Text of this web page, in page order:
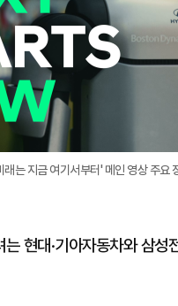
는 지금 여기서부터' 메인 영상 주요
현대·기아자동차와 삼